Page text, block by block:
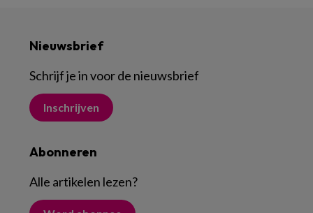
Nieuwsbrief
Schrijf je in voor de nieuwsbrief
Inschrijven
Abonneren
Alle artikelen lezen?